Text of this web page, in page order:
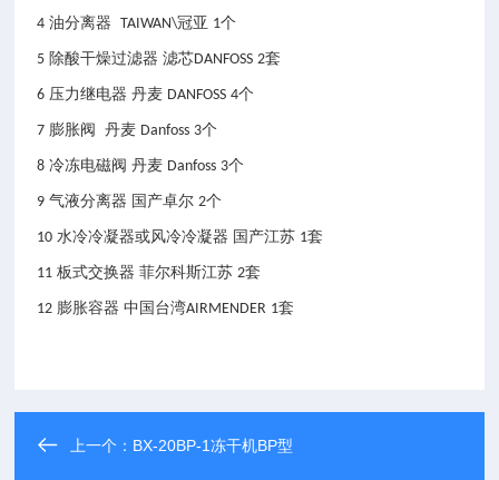
4 油分离器 TAIWAN\冠亚 1个
5 除酸干燥过滤器滤芯DANFOSS 2套
6 压力继电器丹麦 DANFOSS 4个
7 膨胀阀 丹麦 Danfoss 3个
8 冷冻电磁阀丹麦 Danfoss 3个
9 气液分离器 国产卓尔2个
10 水冷冷凝器或风冷冷凝器 国产江苏 1套
11 板式交换器 菲尔科斯江苏2套
12 膨胀容器中国台湾AIRMENDER 1套
上一个： BX-20BP-1冻干机BP型